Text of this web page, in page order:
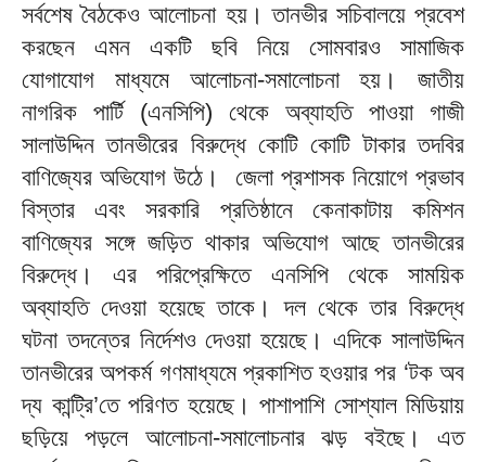
সর্বশেষ বৈঠকেও আলোচনা হয়। তানভীর সচিবালয়ে প্রবেশ
করছেন এমন একটি ছবি নিয়ে সোমবারও সামাজিক
যোগাযোগ মাধ্যমে আলোচনা-সমালোচনা হয়। জাতীয়
নাগরিক পার্টি (এনসিপি) থেকে অব্যাহতি পাওয়া গাজী
সালাউদ্দিন তানভীরের বিরুদ্ধে কোটি কোটি টাকার তদবির
বাণিজ্যের অভিযোগ উঠে। জেলা প্রশাসক নিয়োগে প্রভাব
বিস্তার এবং সরকারি প্রতিষ্ঠানে কেনাকাটায় কমিশন
বাণিজ্যের সঙ্গে জড়িত থাকার অভিযোগ আছে তানভীরের
বিরুদ্ধে। এর পরিপ্রেক্ষিতে এনসিপি থেকে সাময়িক
অব্যাহতি দেওয়া হয়েছে তাকে। দল থেকে তার বিরুদ্ধে
ঘটনা তদন্তের নির্দেশও দেওয়া হয়েছে। এদিকে সালাউদ্দিন
তানভীরের অপকর্ম গণমাধ্যমে প্রকাশিত হওয়ার পর ‘টক অব
দ্য কান্ট্রি’তে পরিণত হয়েছে। পাশাপাশি সোশ্যাল মিডিয়ায়
ছড়িয়ে পড়লে আলোচনা-সমালোচনার ঝড় বইছে। এত